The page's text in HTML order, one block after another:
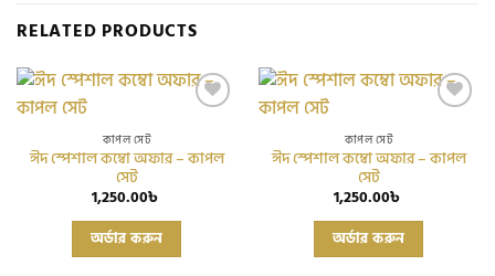
RELATED PRODUCTS
কাপল সেট
ঈদ স্পেশাল কম্বো অফার – কাপল
সেট
1,250.00৳
অর্ডার করুন
This
has
কাপল সেট
ঈদ স্পেশাল কম্বো অফার – কাপল
সেট
1,250.00৳
অর্ডার করুন
This
has